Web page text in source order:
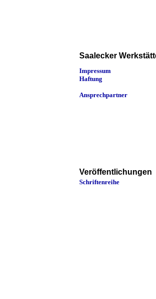
Saalecker
Impressum
Haftung
Ansprechpartner
Veröffentlichungen
Schriftenreihe